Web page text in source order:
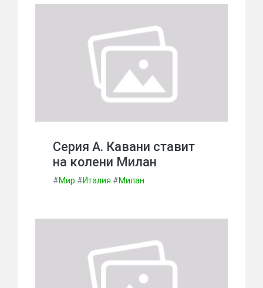
Серия А. Кавани ставит
на колени Милан
#Мир #Италия #Милан